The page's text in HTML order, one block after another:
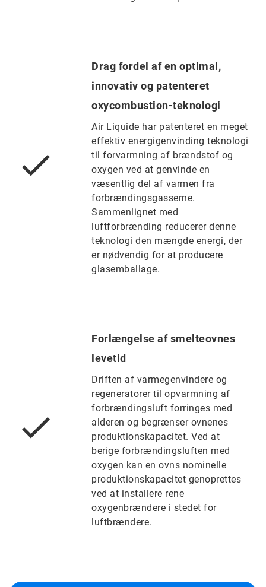
Drag fordel af en optimal,
innovativ og patenteret
oxycombustion-teknologi
Air Liquide har patenteret en meget
effektiv energigenvinding teknologi
til forvarmning af brændstof og
oxygen ved at genvinde en
væsentlig del af varmen fra
forbrændingsgasserne.
Sammenlignet med
luftforbrænding reducerer denne
teknologi den mængde energi, der
er nødvendig for at producere
glasemballage.
Forlængelse af smelteovnes
levetid
Driften af varmegenvindere og
regeneratorer til opvarmning af
forbrændingsluft forringes med
alderen og begrænser ovnenes
produktionskapacitet. Ved at
berige forbrændingsluften med
oxygen kan en ovns nominelle
produktionskapacitet genoprettes
ved at installere rene
oxygenbrændere i stedet for
luftbrændere.